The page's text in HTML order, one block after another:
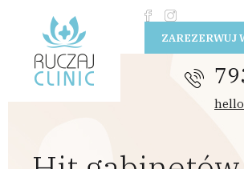
ZAREZERWUJ